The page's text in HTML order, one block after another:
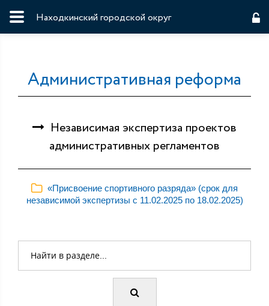
Находкинский городской округ
Административная реформа
Независимая экспертиза проектов
административных регламентов
«Присвоение спортивного разряда» (срок для
независимой экспертизы с 11.02.2025 по 18.02.2025)